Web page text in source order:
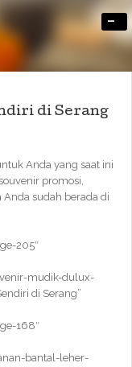
-
di Serang
Anda yang saat ini
promosi,
sudah berada di
205″
mudik-dulux-
di Serang”
168″
bantal-leher-